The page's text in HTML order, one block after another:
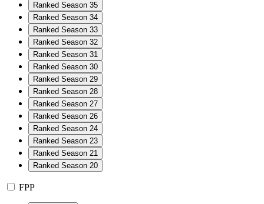
Ranked Season 35
Ranked Season 34
Ranked Season 33
Ranked Season 32
Ranked Season 31
Ranked Season 30
Ranked Season 29
Ranked Season 28
Ranked Season 27
Ranked Season 26
Ranked Season 24
Ranked Season 23
Ranked Season 21
Ranked Season 20
FPP